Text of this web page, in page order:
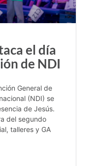
el día
de NDI
General de
(NDI) se
de Jesús.
del segundo
talleres y GA